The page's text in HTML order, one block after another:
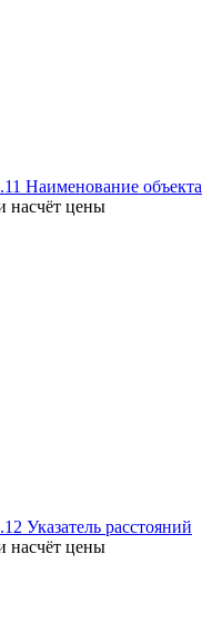
Наименование объекта
насчёт цены
Указатель расстояний
насчёт цены